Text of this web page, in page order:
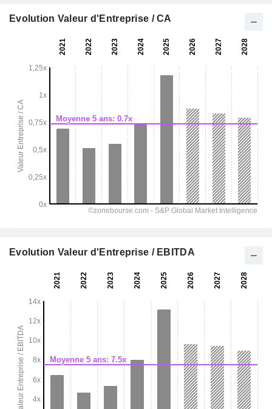
Evolution Valeur d'Entreprise / CA
Evolution Valeur d'Entreprise / EBITDA